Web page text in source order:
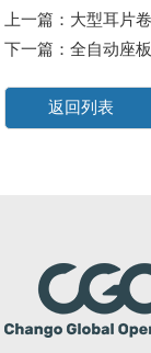
上一篇：大型耳片
下一篇：全自动座
返回列表